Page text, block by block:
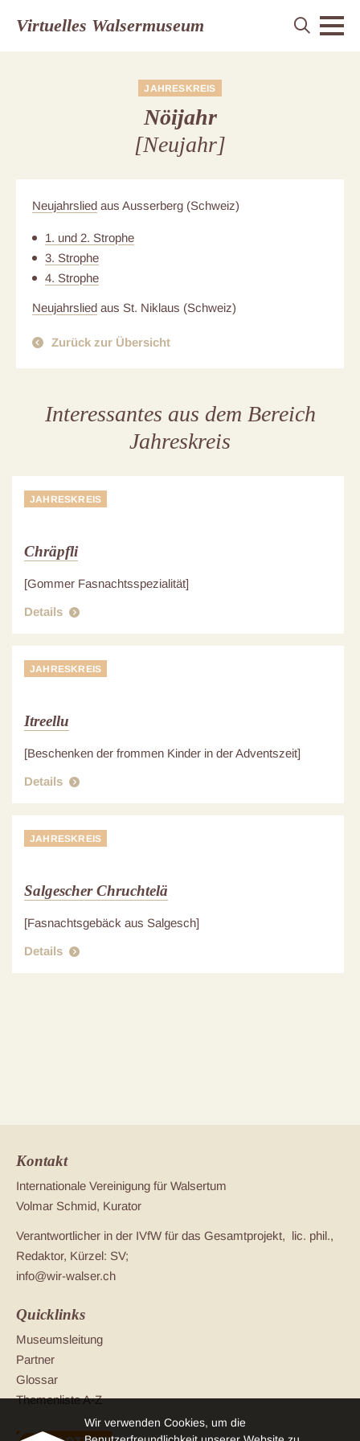
Virtuelles Walsermuseum
JAHRESKREIS
Nöijahr
[Neujahr]
Neujahrslied aus Ausserberg (Schweiz)
1. und 2. Strophe
3. Strophe
4. Strophe
Neujahrslied aus St. Niklaus (Schweiz)
Zurück zur Übersicht
Interessantes aus dem Bereich
Jahreskreis
JAHRESKREIS
Chräpfli
[Gommer Fasnachtsspezialität]
Details
JAHRESKREIS
Itreellu
[Beschenken der frommen Kinder in der Adventszeit]
Details
JAHRESKREIS
Salgescher Chruchtelä
[Fasnachtsgebäck aus Salgesch]
Details
Kontakt
Internationale Vereinigung für Walsertum
Volmar Schmid, Kurator
Verantwortlicher in der IVfW für das Gesamtprojekt, lic. phil.,
Redaktor, Kürzel: SV;
info@wir-walser.ch
Quicklinks
Museumsleitung
Partner
Glossar
Themenliste A-Z
Wir verwenden Cookies, um die